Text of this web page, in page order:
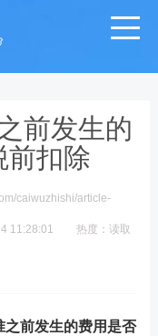
前发生的
前扣除
caiwuzhishi/article-
11:28:01 热度： 读取
之前发生的费用是否